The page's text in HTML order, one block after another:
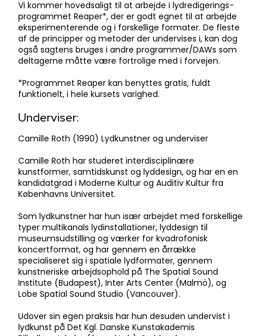
Vi kommer hovedsaligt til at arbejde i lydredigerings-
programmet Reaper*, der er godt egnet til at arbejde
eksperimenterende og i forskellige formater. De fleste
af de principper og metoder der undervises i, kan dog
også sagtens bruges i andre programmer/DAWs som
deltagerne måtte være fortrolige med i forvejen.
​*Programmet Reaper kan benyttes gratis, fuldt
funktionelt, i hele kursets varighed.​
Underviser:
Camille Roth (1990) Lydkunstner og underviser
Camille Roth har studeret interdisciplinære
kunstformer, samtidskunst og lyddesign, og har en en
kandidatgrad i Moderne Kultur og Auditiv Kultur fra
Københavns Universitet.
Som lydkunstner har hun især arbejdet med forskellige
typer multikanals lydinstallationer, lyddesign til
museumsudstilling og værker for kvadrofonisk
koncertformat, og har gennem en årrække
specialiseret sig i spatiale lydformater, gennem
kunstneriske arbejdsophold på The Spatial Sound
Institute (Budapest), Inter Arts Center (Malmö), og
Lobe Spatial Sound Studio (Vancouver).
Udover sin egen praksis har hun desuden undervist i
lydkunst på Det Kgl. Danske Kunstakademis